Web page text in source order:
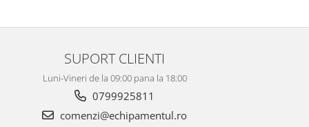
SUPORT CLIENTI
Luni-Vineri de la 09:00 pana la 18:00
0799925811
comenzi@echipamentul.ro